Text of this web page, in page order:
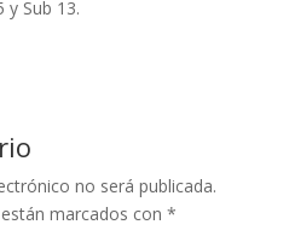
y Sub 13.
no será publicada.
marcados con *